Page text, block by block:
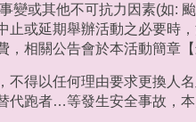
變或其他不可抗力因素(如:
止或延期舉辦活動之必要時
，相關公告會於本活動簡章【
不得以任何理由要求更換人
代跑者…等發生安全事故，